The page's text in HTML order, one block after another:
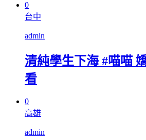
0
台中
admin
清純學生下海 #喵喵
看
0
高雄
admin